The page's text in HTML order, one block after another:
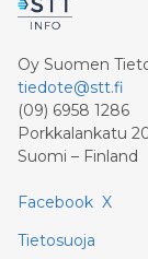
Oy Suomen
tiedote@stt.fi
(09) 6958 1286
Porkkalankatu
Suomi – Finland
Facebook X
Tietosuoja